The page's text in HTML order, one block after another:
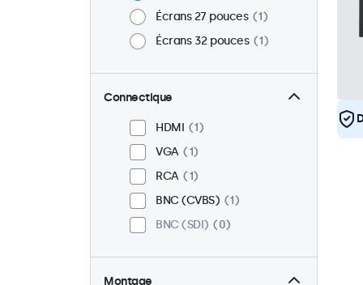
Écrans 27 pouces
1
Écrans 32 pouces
1
Connectique
HDMI
1
VGA
1
RCA
1
BNC (CVBS)
1
BNC (SDI)
0
Montage